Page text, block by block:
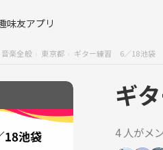
味友アプリ
音楽全般 東京都 ギター練習 6／18池袋
ギ
4 人がメ